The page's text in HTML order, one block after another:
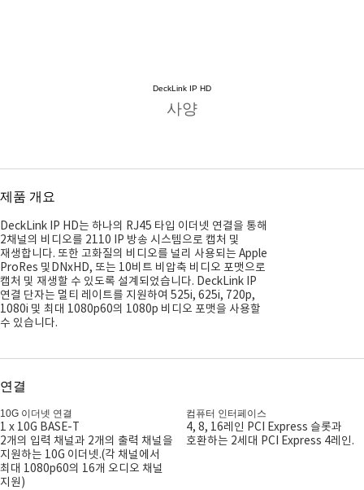
DeckLink IP HD
사양
제품 개요
DeckLink IP HD는 하나의 RJ45 타입 이더넷 연결을 통해
2채널의 비디오를 2110 IP 방송 시스템으로 캡처 및
재생합니다. 또한 고화질의 비디오를 널리 사용되는 Apple
ProRes 및DNxHD, 또는 10비트 비압축 비디오 포맷으로
캡처 및 재생할 수 있도록 설계되었습니다. DeckLink IP
연결 단자는 멀티 레이트를 지원하여 525i, 625i, 720p,
1080i 및 최대 1080p60의 1080p 비디오 포맷을 사용할
수 있습니다.
연결
10G 이더넷 연결
1 x 10G BASE-T
2개의 입력 채널과 2개의 출력 채널을
지원하는 10G 이더넷.(각 채널에서
최대 1080p60의 16개 오디오 채널
지원)
컴퓨터 인터페이스
4, 8, 16레인 PCI Express 슬롯과
호환하는 2세대 PCI Express 4레인.